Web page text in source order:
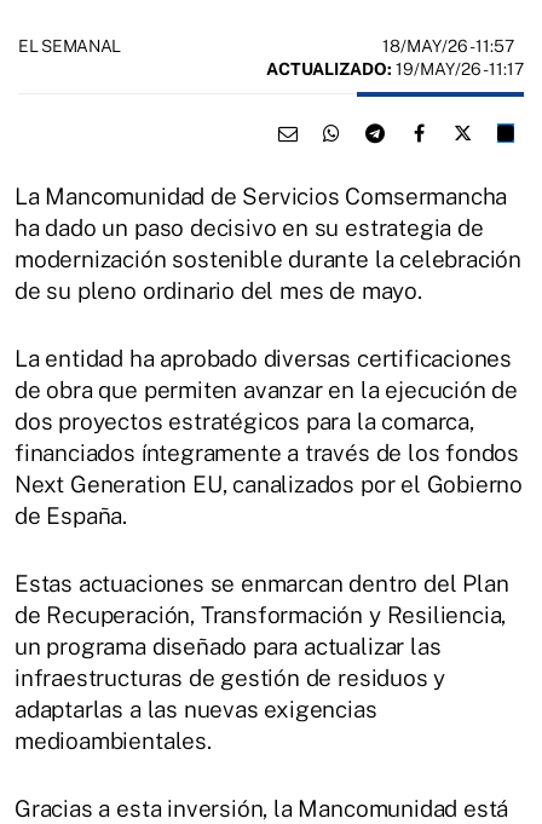
EL SEMANAL 18/MAY/26- 11:57
ACTUALIZADO: 19/MAY/26 - 11:17
La Mancomunidad de Servicios Comsermancha
ha dado un paso decisivo en su estrategia de
modernización sostenible durante la celebración
de su pleno ordinario del mes de mayo.
La entidad ha aprobado diversas certificaciones
de obra que permiten avanzar en la ejecución de
dos proyectos estratégicos para la comarca,
financiados íntegramente a través de los fondos
Next Generation EU, canalizados por el Gobierno
de España.
Estas actuaciones se enmarcan dentro del Plan
de Recuperación, Transformación y Resiliencia,
un programa diseñado para actualizar las
infraestructuras de gestión de residuos y
adaptarlas a las nuevas exigencias
medioambientales.
Gracias a esta inversión, la Mancomunidad está